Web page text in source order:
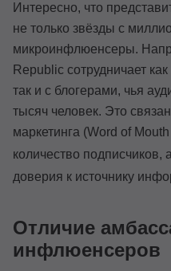
Интересно, что
не только звёзды с
микроинфлюенсеры.
Republic сотрудничает
так и с блогерами, чья
тысяч человек. Это
маркетинга (Word of
количество подписчиков,
доверия к источнику
Отличие
инфлюенсеров